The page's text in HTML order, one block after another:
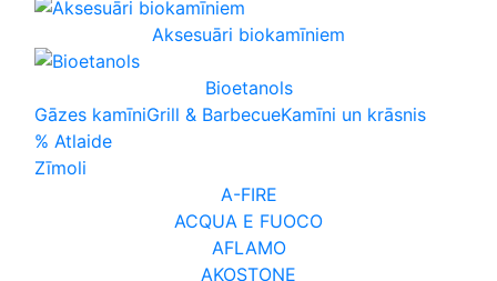
Aksesuāri biokamīniem
Bioetanols
Gāzes kamīniGrill & BarbecueKamīni un krāsnis
% Atlaide
Zīmoli
A-FIRE
ACQUA E FUOCO
AFLAMO
AKOSTONE